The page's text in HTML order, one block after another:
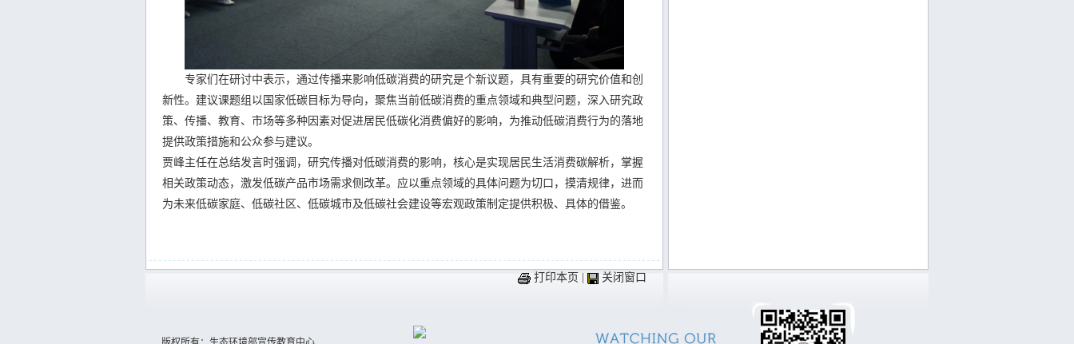
专家们在研讨中表示，通过传播来影响低碳消费的研究是个新议题，具有重要的研究价值和创
新性。建议课题组以国家低碳目标为导向，聚焦当前低碳消费的重点领域和典型问题，深入研究政
策、传播、教育、市场等多种因素对促进居民低碳化消费偏好的影响，为推动低碳消费行为的落地
提供政策措施和公众参与建议。
贾峰主任在总结发言时强调，研究传播对低碳消费的影响，核心是实现居民生活消费碳解析，掌握
相关政策动态，激发低碳产品市场需求侧改革。应以重点领域的具体问题为切口，摸清规律，进而
为未来低碳家庭、低碳社区、低碳城市及低碳社会建设等宏观政策制定提供积极、具体的借鉴。
打印本页 关闭窗口